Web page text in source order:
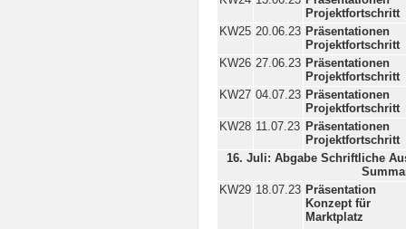
Projektfortschritt
KW25 20.06.23 Präsentationen
Projektfortschritt
KW26 27.06.23 Präsentationen
Projektfortschritt
KW27 04.07.23 Präsentationen
Projektfortschritt
KW28 11.07.23 Präsentationen
Projektfortschritt
16. Juli: Abgabe Schriftliche
KW29 18.07.23 Präsentation
Konzept für
Marktplatz